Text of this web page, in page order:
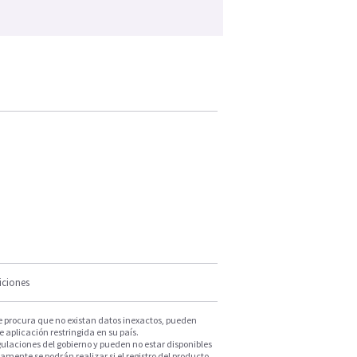
que no existan datos inexactos, pueden
aplicación restringida en su país.
del gobierno y pueden no estar disponibles